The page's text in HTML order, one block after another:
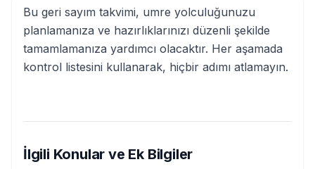
Bu geri sayım takvimi, umre yolculuğunuzu
planlamanıza ve hazırlıklarınızı düzenli şekilde
tamamlamanıza yardımcı olacaktır. Her aşamada
kontrol listesini kullanarak, hiçbir adımı atlamayın.
İlgili Konular ve Ek Bilgiler